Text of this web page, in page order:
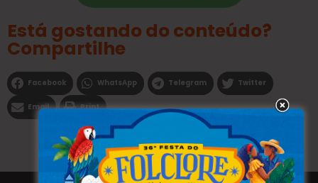
Está gostando do conteúdo?
Compartilhe
Facebook WhatsApp Telegram Twitter
Email Print